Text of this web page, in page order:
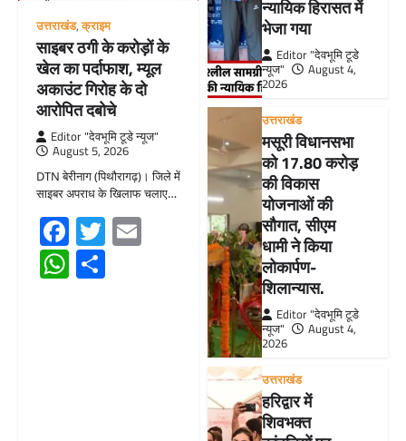
उत्तराखंड,क्राइम
साइबर ठगी के करोड़ों के
खेल का पर्दाफाश, म्यूल
अकाउंट गिरोह के दो
आरोपित दबोचे
Editor "देवभूमि टूडे न्यूज"
August 5, 2026
DTN बेरीनाग (पिथौरागढ़)। जिले में
साइबर अपराध के खिलाफ चलाए…
Facebook
TwitterEmail
WhatsApp
न्यायिक हिरासत में
भेजा गया
Editor "देवभूमि टूडे
न्यूज"
August 4,
2026
उत्तराखंड
मसूरी विधानसभा
को 17.80 करोड़
की विकास
योजनाओं की
सौगात, सीएम
धामी ने किया
लोकार्पण-
शिलान्यास.
Editor "देवभूमि टूडे
न्यूज"
August 4,
2026
उत्तराखंड
हरिद्वार में
शिवभक्त